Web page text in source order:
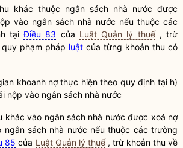
khác thuộc ngân sách nhà nước được
vào ngân sách nhà nước nếu thuộc các
tạiĐiều 83 của Luật Quản lý thuế, trừ
phạm pháp luật của từng khoản thu có
khoanh nợ thực hiện theo quy định tại h)
nộp vào ngân sách nhà nước
khác vào ngân sách nhà nước được xoá nợ
ngân sách nhà nước nếu thuộc các trường
85 của Luật Quản lý thuế, trừ khoản thu về